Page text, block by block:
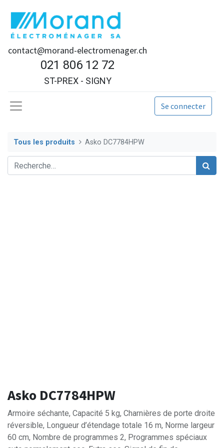
contact@morand-electromenager.ch
021 806 12 72
ST-PREX - SIGNY
Se connecter
Tous les produits Asko DC7784HPW
Asko DC7784HPW
Armoire séchante, Capacité 5 kg, Charnières de porte droite
réversible, Longueur d’étendage totale 16 m, Norme largeur
60 cm, Nombre de programmes 2, Programmes spéciaux